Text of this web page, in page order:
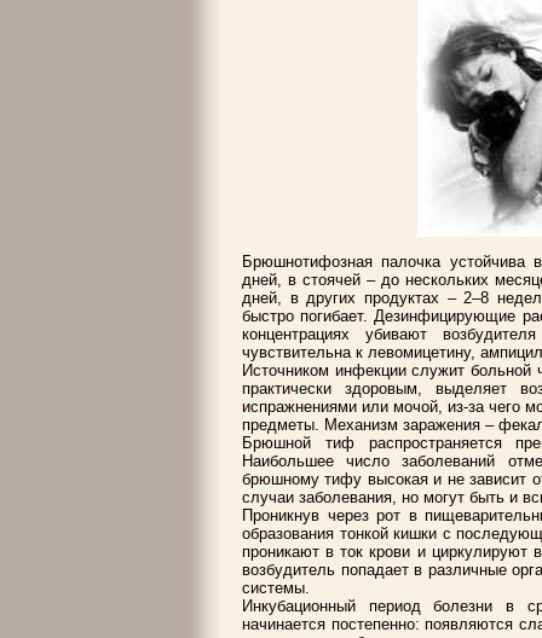
Брюшнотифозная палочка устойчива
дней, в стоячей – до нескольких
дней, в других продуктах – 2–8
быстро погибает. Дезинфицирующие
концентрациях убивают
чувствительна к левомицетину,
Источником инфекции служит больной
практически здоровым, выделяет
испражнениями или мочой, из-за чего
предметы. Механизм заражения –
Брюшной тиф распространяется
Наибольшее число заболеваний
брюшному тифу высокая и не зависит
случаи заболевания, но могут быть и
Проникнув через рот в
образования тонкой кишки с
проникают в ток крови и циркулируют
возбудитель попадает в различные
системы.
Инкубационный период болезни в
начинается постепенно: появляются